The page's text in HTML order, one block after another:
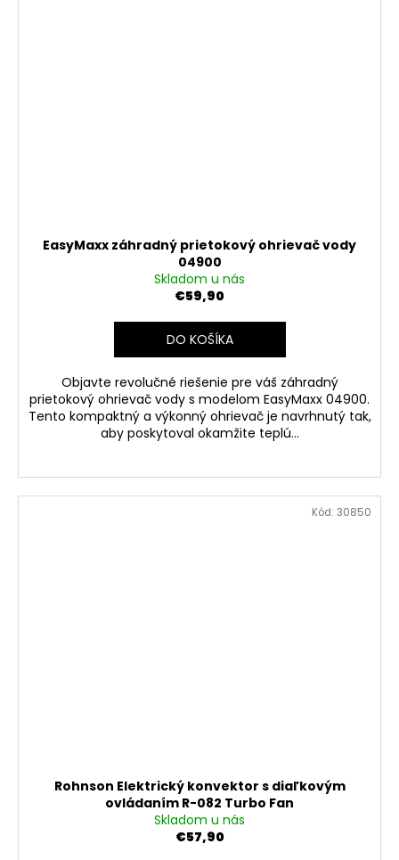
EasyMaxx záhradný prietokový ohrievač vody
04900
Skladom u nás
€59,90
DO KOŠÍKA
Objavte revolučné riešenie pre váš záhradný
prietokový ohrievač vody s modelom EasyMaxx 04900.
Tento kompaktný a výkonný ohrievač je navrhnutý tak,
aby poskytoval okamžite teplú...
Rohnson Elektrický konvektor s diaľkovým
ovládaním R-082 Turbo Fan
Skladom u nás
€57,90
Kód: 30850